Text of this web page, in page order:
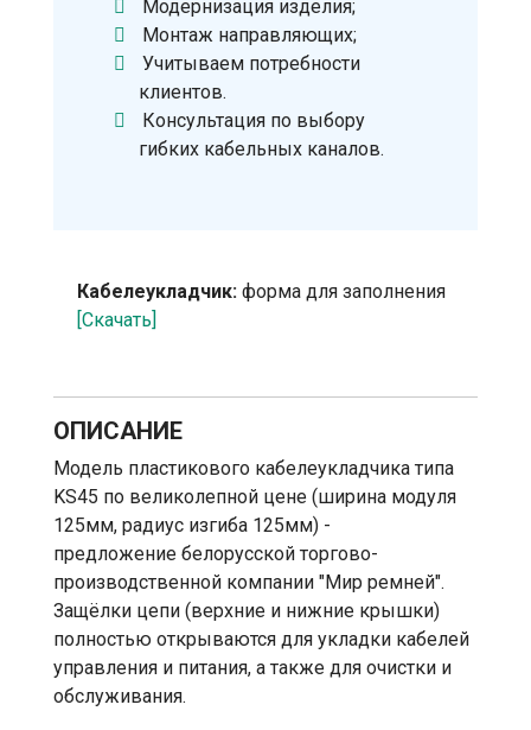
Модернизация изделия;
Монтаж направляющих;
Учитываем потребности
клиентов.
Консультация по выбору
гибких кабельных каналов.
Кабелеукладчик: форма для заполнения
[Скачать]
ОПИСАНИЕ
Модель пластикового кабелеукладчика типа
KS45 по великолепной цене (ширина модуля
125мм, радиус изгиба 125мм) -
предложение белорусской торгово-
производственной компании "Мир ремней".
Защёлки цепи (верхние и нижние крышки)
полностью открываются для укладки кабелей
управления и питания, а также для очистки и
обслуживания.